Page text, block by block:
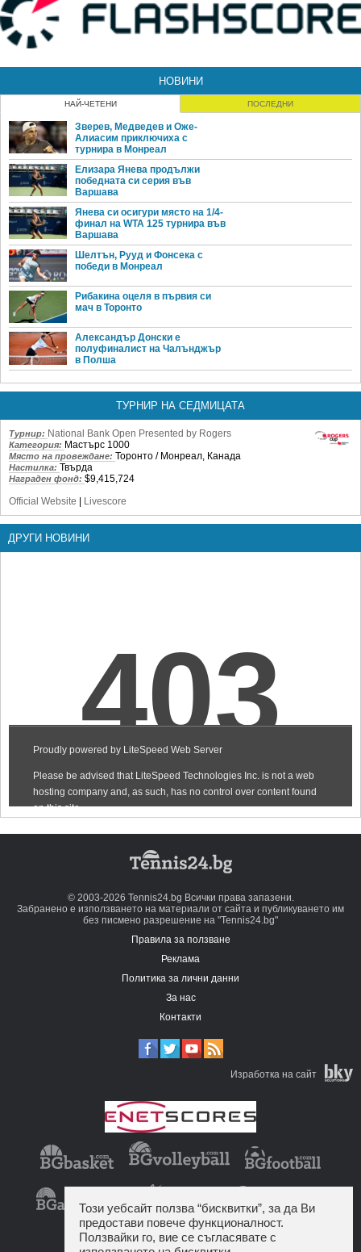
НОВИНИ
НАЙ-ЧЕТЕНИ ПОСЛЕДНИ
Зверев, Медведев и Оже-
Алиасим приключиха с
турнира в Монреал
Елизара Янева продължи
победната си серия във
Варшава
Янева си осигури място на 1/4-
финал на WTA 125 турнира във
Варшава
Шелтън, Рууд и Фонсека с
победи в Монреал
Рибакина оцеля в първия си
мач в Торонто
Александър Донски е
полуфиналист на Чалънджър
в Полша
ТУРНИР НА СЕДМИЦАТА
Турнир: National Bank Open Presented by Rogers
Категория: Мастърс 1000
Място на провеждане: Торонто / Монреал, Канада
Настилка: Твърда
Награден фонд: $9,415,724
Official Website
Livescore
ДРУГИ НОВИНИ
© 2003-2026 Tennis24.bg Всички права запазени.
Забранено е използването на материали от сайта и публикуването им
без писмено разрешение на "Tennis24.bg"
Правила за ползване
Реклама
Политика за лични данни
За нас
Контакти
Изработка на сайт
Този уебсайт ползва “бисквитки”, за да Ви
предостави повече функционалност.
Ползвайки го, вие се съгласявате с